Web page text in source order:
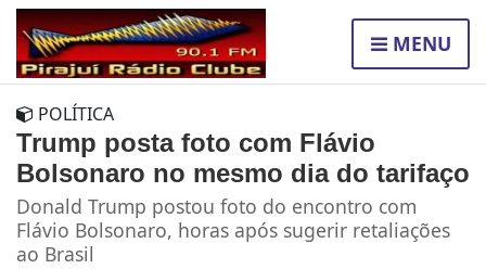
MENU
POLÍTICA
Trump posta foto com Flávio
Bolsonaro no mesmo dia do tarifaço
Donald Trump postou foto do encontro com
Flávio Bolsonaro, horas após sugerir retaliações
ao Brasil